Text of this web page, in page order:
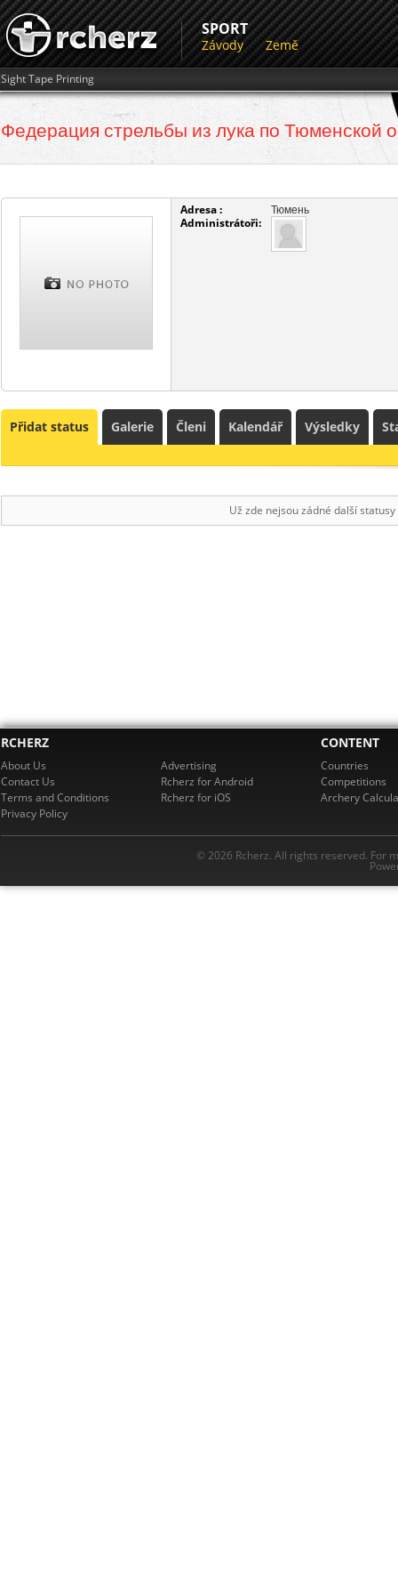
SPORT
Závody Země
Sight Tape Printing
Федерация стрельбы из лука по Тюменской
Adresa :
Тюмень
Administrátoři:
Přidat status Galerie Členi Kalendář Výsledky
Už zde nejsou zádné další statusy
RCHERZ
About Us
Contact Us
Terms and Conditions
Privacy Policy
Advertising
Rcherz for Android
Rcherz for iOS
CONTENT
Countries
Competitions
Archery
© 2026 Rcherz. All rights reserved. For